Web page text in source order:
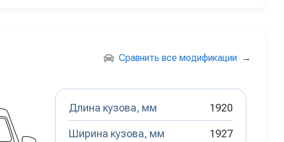
Сравнить все модификации →
Длина кузова, мм 1920
Ширина кузова, мм 1927